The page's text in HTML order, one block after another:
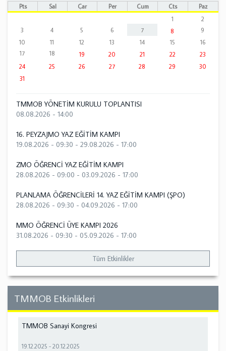
Pts Sal Çar Per Cum Cts
Paz
1
2
3
4 5 6 7 8
9
10
11 12 13 14 15
16
17
18 19 20 21 22
23
24
25 26 27 28 29
30
31
TMMOB YÖNETİM KURULU TOPLANTISI
08.08.2026 - 14:00
16. PEYZAJMO YAZ EĞİTİM KAMPI
19.08.2026 - 09:30 - 29.08.2026 - 17:00
ZMO ÖĞRENCİ YAZ EĞİTİM KAMPI
28.08.2026 - 09:00 - 03.09.2026 - 17:00
PLANLAMA ÖĞRENCİLERİ 14. YAZ EĞİTİM KAMPI (ŞPO)
28.08.2026 - 09:30 - 04.09.2026 - 17:00
MMO ÖĞRENCİ ÜYE KAMPI 2026
31.08.2026 - 09:30 - 05.09.2026 - 17:00
Tüm Etkinlikler
TMMOB Etkinlikleri
TMMOB Sanayi Kongresi
19.12.2025 -20.12.2025